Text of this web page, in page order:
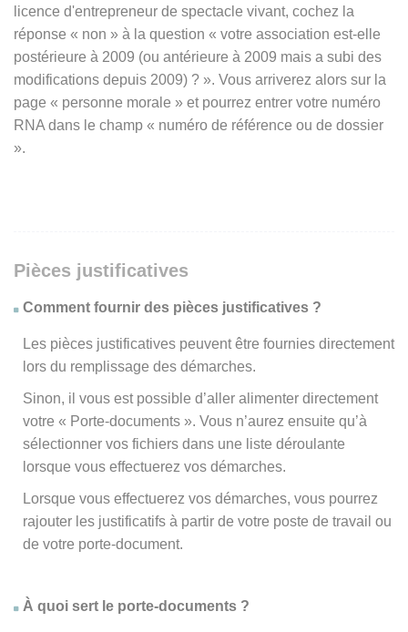
licence d'entrepreneur de spectacle vivant, cochez la
réponse « non » à la question « votre association est-elle
postérieure à 2009 (ou antérieure à 2009 mais a subi des
modifications depuis 2009) ? ». Vous arriverez alors sur la
page « personne morale » et pourrez entrer votre numéro
RNA dans le champ « numéro de référence ou de dossier
».
Pièces justificatives
Comment fournir des pièces justificatives ?
Les pièces justificatives peuvent être fournies directement
lors du remplissage des démarches.
Sinon, il vous est possible d’aller alimenter directement
votre « Porte-documents ». Vous n’aurez ensuite qu’à
sélectionner vos fichiers dans une liste déroulante
lorsque vous effectuerez vos démarches.
Lorsque vous effectuerez vos démarches, vous pourrez
rajouter les justificatifs à partir de votre poste de travail ou
de votre porte-document.
À quoi sert le porte-documents ?